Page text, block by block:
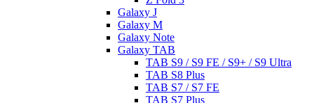
Galaxy J
Galaxy M
Galaxy Note
Galaxy TAB
TAB S9 / S9 FE / S9+ / S9 Ultra
TAB S8 Plus
TAB S7 / S7 FE
TAB S7 Plus